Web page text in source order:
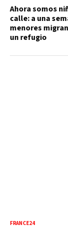
Ahora somos
calle: a una
menores
un refugio
FRANCE24